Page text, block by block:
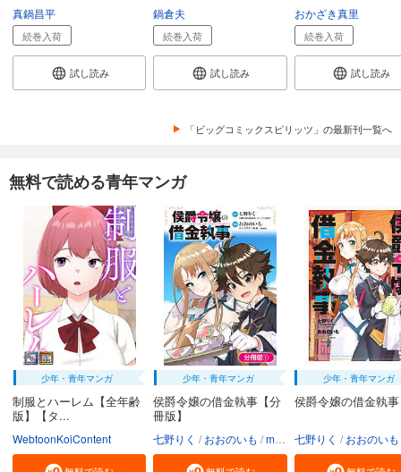
真鍋昌平
続巻入荷
試し読み
鍋倉夫
続巻入荷
試し読み
おかざき真里
続巻入荷
試し読み
「ビッグコミックスピリッツ」の最新刊一覧へ
無料で読める青年マンガ
少年・青年マンガ
制服とハーレム【全年齢
版】【タ...
WebtoonKoiContent
少年・青年マンガ
侯爵令嬢の借金執事【分
冊版】
七野りく おおのいも mmu
少年・青年マンガ
侯爵令嬢の借金執事
七野りく おおのいも